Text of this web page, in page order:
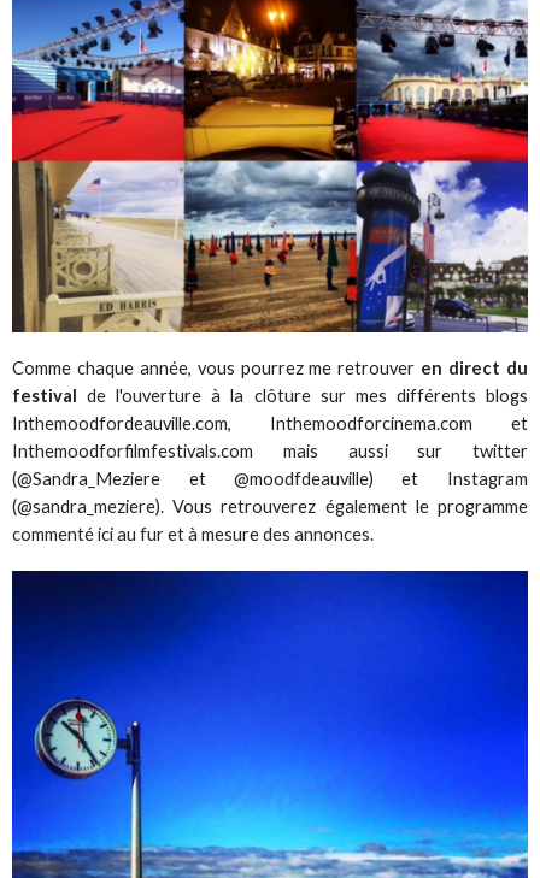
Comme chaque année, vous pourrez me retrouver en direct du
festival de l'ouverture à la clôture sur mes différents blogs
Inthemoodfordeauville.com, Inthemoodforcinema.com et
Inthemoodforfilmfestivals.com mais aussi sur twitter
(@Sandra_Meziere et @moodfdeauville) et Instagram
(@sandra_meziere). Vous retrouverez également le programme
commenté ici au fur et à mesure des annonces.